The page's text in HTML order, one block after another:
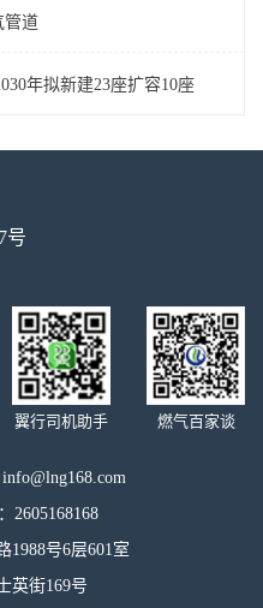
管道
年拟新建23座扩容10座
号
翼行司机助手 燃气百家谈
2605168168
1988号6层601室
英街169号